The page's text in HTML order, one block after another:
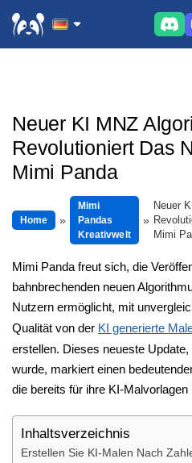
Neuer KI MNZ
Revolutioniert Das
Mimi Panda
Home
Mimi
Pandas
Kreativwelt
Neuer
Mimi
Mimi Panda freut sich, die
bahnbrechenden neuen
Nutzern ermöglicht, mit
Qualität von der KI generierte
erstellen. Dieses neueste
wurde, markiert einen
die bereits für ihre KI-Malvorlagen
Inhaltsverzeichnis
Erstellen Sie KI-Malen Nach